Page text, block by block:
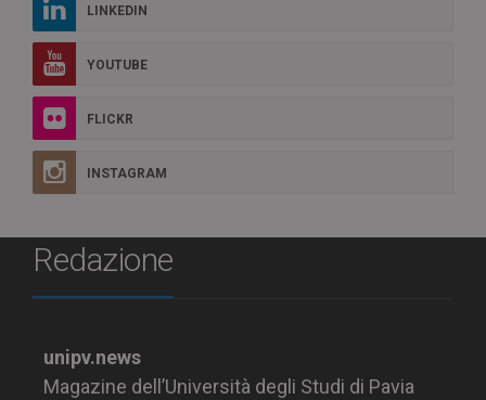
LINKEDIN
YOUTUBE
FLICKR
INSTAGRAM
Redazione
unipv.news
Magazine dell’Università degli Studi di Pavia